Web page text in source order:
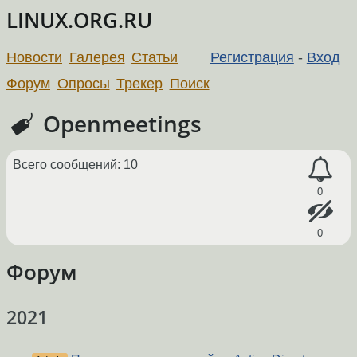
LINUX.ORG.RU
Регистрация - Вход
Новости Галерея Статьи
Форум Опросы Трекер Поиск
Openmeetings
0
0
Всего сообщений: 10
Форум
2021